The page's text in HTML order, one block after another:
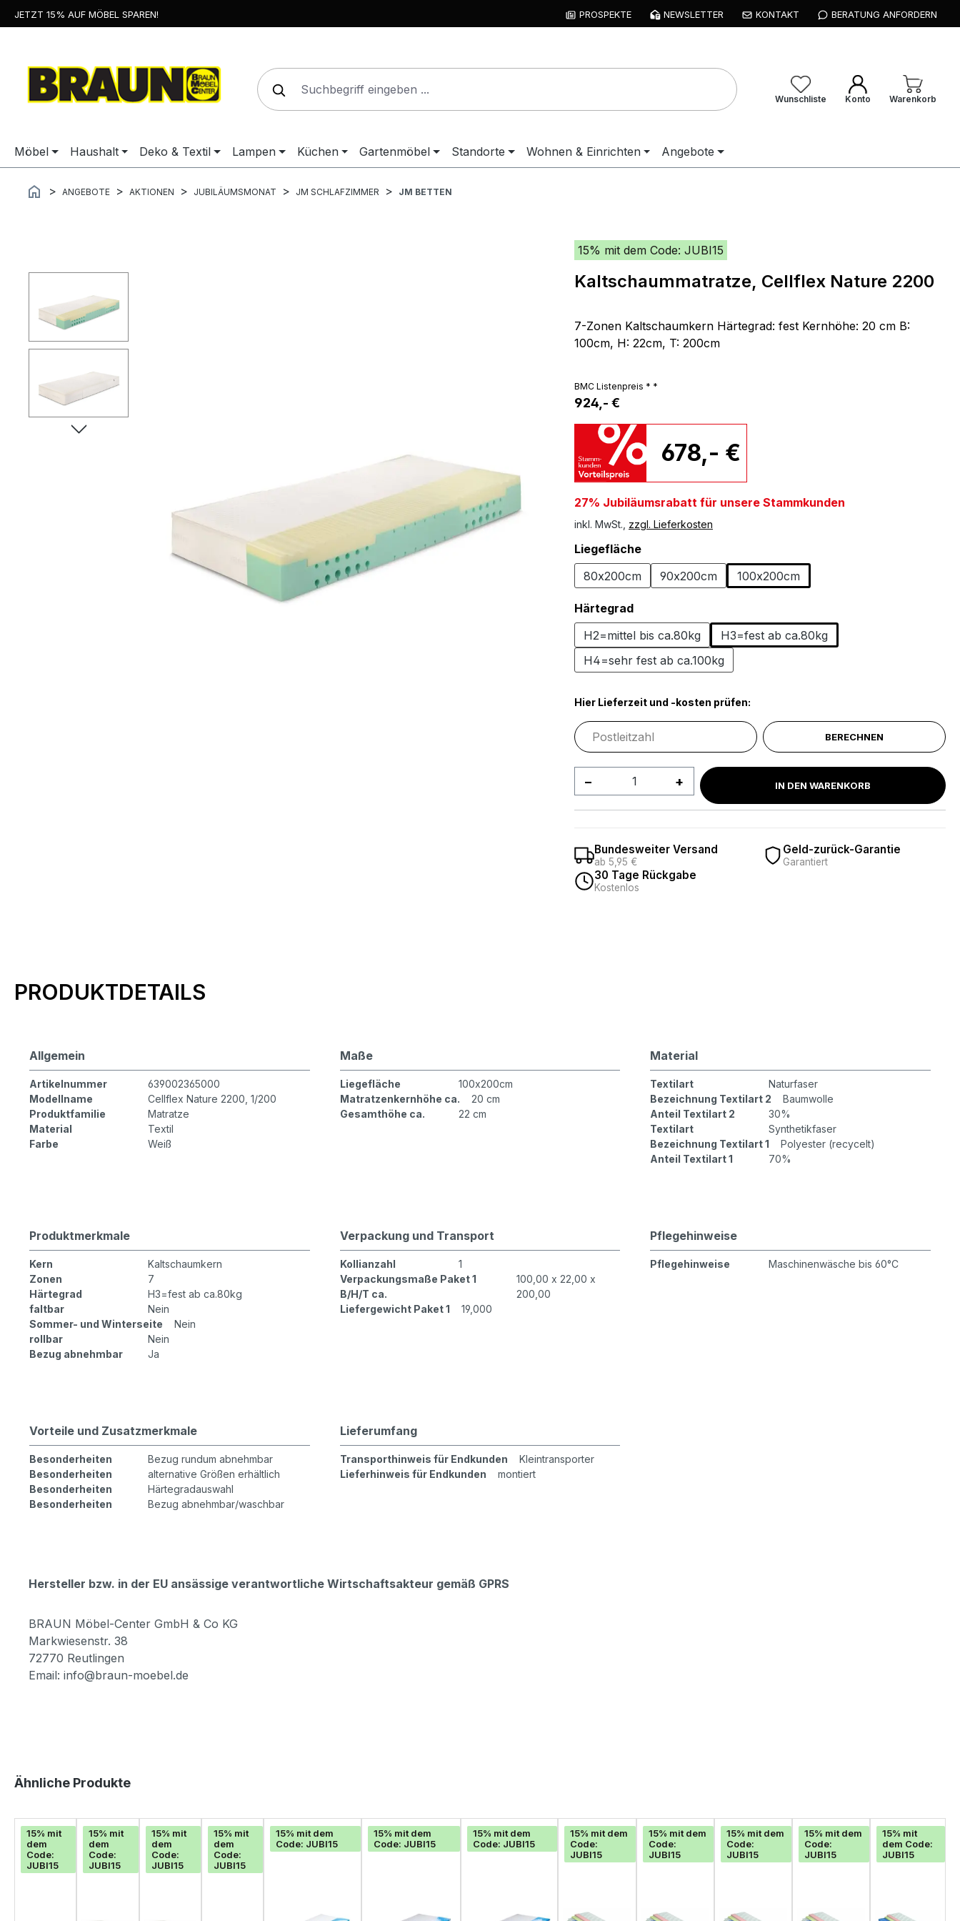
Zur Hauptnavigation springen
JETZT 15% AUF MÖBEL SPAREN! PROSPEKTE NEWSLETTER KONTAKT BERATUNG ANFORDERN
Wunschliste Konto Warenkorb
Möbel Haushalt Deko & Textil Lampen Küchen Gartenmöbel Standorte Wohnen & Einrichten Angebote
ANGEBOTE AKTIONEN JUBILÄUMSMONAT JM SCHLAFZIMMER JM BETTEN
15% mit dem Code: JUBI15
Kaltschaummatratze, Cellflex Nature 2200
7-Zonen Kaltschaumkern Härtegrad: fest Kernhöhe: 20 cm B:
100cm, H: 22cm, T: 200cm
BMC Listenpreis * *
924,- €
678,- €
27% Jubiläumsrabatt für unsere Stammkunden
inkl. MwSt., zzgl. Lieferkosten
Liegeflächeauswählen
80x200cm
90x200cm 100x200cm
Härtegradauswählen
H2=mittel bis ca.80kg
H3=fest ab ca.80kg
H4=sehr fest ab ca.100kg
Hier Lieferzeit und -kosten prüfen:
BERECHNEN
Produkt Anzahl: Gib den gewünschten Wert
IN DEN WARENKORB
Bundesweiter Versand
ab 5,95 €
Geld-zurück-Garantie
Garantiert
30 Tage Rückgabe
Kostenlos
Produktinformationen
PRODUKTDETAILS
Allgemein
Artikelnummer
639002365000
Modellname
Cellflex Nature 2200, 1/200
Produktfamilie
Matratze
Material
Textil
Farbe
Weiß
Maße
Liegefläche
100x200cm
Matratzenkernhöhe ca.
20 cm
Gesamthöhe ca.
22 cm
Material
Textilart
Naturfaser
Bezeichnung Textilart 2
Baumwolle
Anteil Textilart 2
30%
Textilart
Synthetikfaser
Bezeichnung Textilart 1
Polyester (recycelt)
Anteil Textilart 1
70%
Produktmerkmale
Kern
Kaltschaumkern
Zonen
7
Härtegrad
H3=fest ab ca.80kg
faltbar
Nein
Sommer- und Winterseite
Nein
rollbar
Nein
Bezug abnehmbar
Ja
Verpackung und Transport
Kollianzahl
1
Verpackungsmaße Paket 1
B/H/T ca.
100,00 x 22,00 x
200,00
Liefergewicht Paket 1
19,000
Pflegehinweise
Pflegehinweise Maschinenwäsche bis 60°C
Vorteile und Zusatzmerkmale
Besonderheiten
Bezug rundum abnehmbar
Besonderheiten
alternative Größen erhältlich
Besonderheiten
Härtegradauswahl
Besonderheiten
Bezug abnehmbar/waschbar
Lieferumfang
Transporthinweis für Endkunden
Kleintransporter
Lieferhinweis für Endkunden
montiert
Hersteller bzw. in der EU ansässige verantwortliche Wirtschaftsakteur gemäß GPRS
BRAUN Möbel-Center GmbH & Co KG
Markwiesenstr. 38
72770 Reutlingen
Email: info@braun-moebel.de
Produktgalerie überspringen
Ähnliche Produkte
15% mit
dem
Code:
JUBI15
15% mit
dem
Code:
JUBI15
15% mit
dem
Code:
JUBI15
15% mit
dem
Code:
JUBI15
15% mit dem
Code: JUBI15
15% mit dem
Code: JUBI15
15% mit dem
Code: JUBI15
15% mit dem
Code:
JUBI15
15% mit dem
Code:
JUBI15
15% mit dem
Code:
JUBI15
15% mit dem
Code:
JUBI15
15% mit
dem Code:
JUBI15